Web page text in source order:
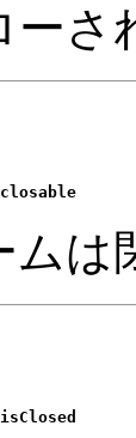
さ
closable
ムは
isClosed